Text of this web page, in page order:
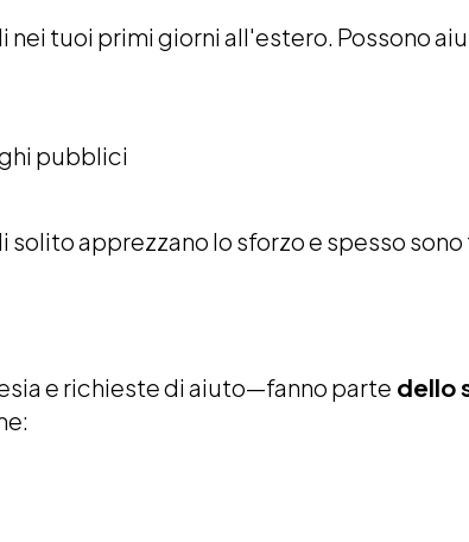
tuoi primi giorni all'estero. Possono
pubblici
solito apprezzano lo sforzo e spesso
e richieste di aiuto—fanno parte dello